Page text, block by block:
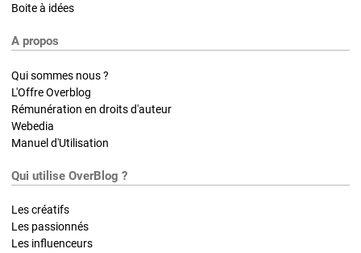
Boite à idées
A propos
Qui sommes nous ?
L'Offre Overblog
Rémunération en droits d'auteur
Webedia
Manuel d'Utilisation
Qui utilise OverBlog ?
Les créatifs
Les passionnés
Les influenceurs